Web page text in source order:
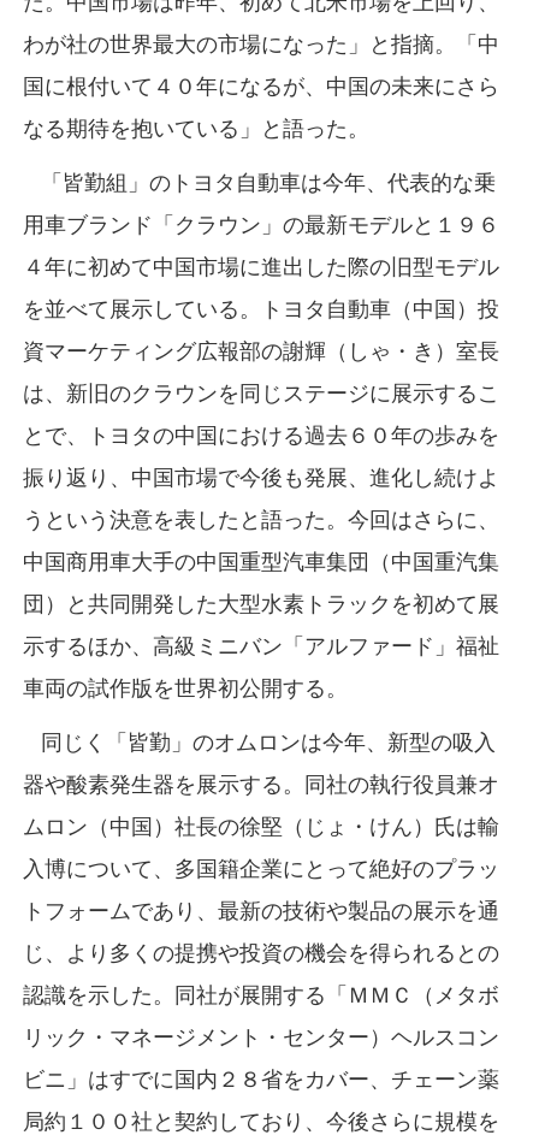
わが社の世界最大の市場になった」と指摘。「中
国に根付いて４０年になるが、中国の未来にさら
なる期待を抱いている」と語った。
「皆勤組」のトヨタ自動車は今年、代表的な乗
用車ブランド「クラウン」の最新モデルと１９６
４年に初めて中国市場に進出した際の旧型モデル
を並べて展示している。トヨタ自動車（中国）投
資マーケティング広報部の謝輝（しゃ・き）室長
は、新旧のクラウンを同じステージに展示するこ
とで、トヨタの中国における過去６０年の歩みを
振り返り、中国市場で今後も発展、進化し続けよ
うという決意を表したと語った。今回はさらに、
中国商用車大手の中国重型汽車集団（中国重汽集
団）と共同開発した大型水素トラックを初めて展
示するほか、高級ミニバン「アルファード」福祉
車両の試作版を世界初公開する。
同じく「皆勤」のオムロンは今年、新型の吸入
器や酸素発生器を展示する。同社の執行役員兼オ
ムロン（中国）社長の徐堅（じょ・けん）氏は輸
入博について、多国籍企業にとって絶好のプラッ
トフォームであり、最新の技術や製品の展示を通
じ、より多くの提携や投資の機会を得られるとの
認識を示した。同社が展開する「ＭＭＣ（メタボ
リック・マネージメント・センター）ヘルスコン
ビニ」はすでに国内２８省をカバー、チェーン薬
局約１００社と契約しており、今後さらに規模を